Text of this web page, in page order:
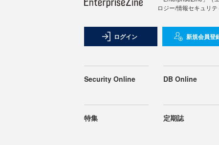
ロジー/情報セキュリ
ログイン 新規会員登
Security Online DB Online
特集 定期誌